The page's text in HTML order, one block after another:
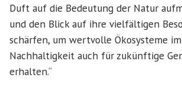
Duft auf die Bedeutung der Natur
und den Blick auf ihre vielfältigen
schärfen, um wertvolle Ökosysteme
Nachhaltigkeit auch für zukünftige
erhalten.“